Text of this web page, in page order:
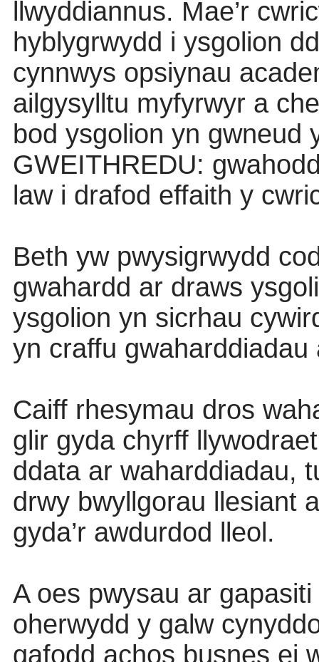
llwyddiannus. Mae’r
hyblygrwydd i ysgolion
cynnwys opsiynau
ailgysylltu myfyrwyr a
bod ysgolion yn gwneud
GWEITHREDU:
law i drafod effaith y
Beth yw pwysigrwydd
gwahardd ar draws
ysgolion yn sicrhau
yn craffu
Caiff rhesymau dros
glir gyda chyrff
ddata ar waharddiadau,
drwy bwyllgorau llesiant
gyda’r awdurdod lleol.
A oes pwysau ar
oherwydd y galw
gafodd achos busnes ei